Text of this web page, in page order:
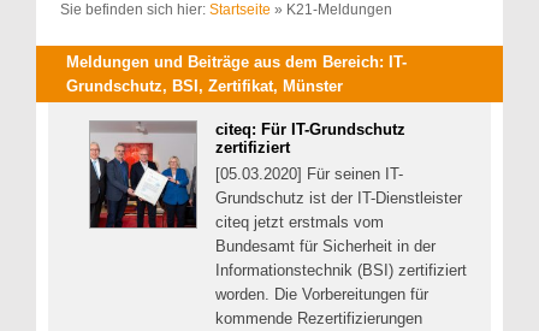
Sie befinden sich hier: Startseite » K21-Meldungen
Meldungen und Beiträge aus dem Bereich: IT-
Grundschutz, BSI, Zertifikat, Münster
citeq: Für IT-Grundschutz
zertifiziert
[05.03.2020] Für seinen IT-
Grundschutz ist der IT-Dienstleister
citeq jetzt erstmals vom
Bundesamt für Sicherheit in der
Informationstechnik (BSI) zertifiziert
worden. Die Vorbereitungen für
kommende Rezertifizierungen